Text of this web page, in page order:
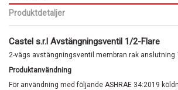
Produktdetaljer
Castel s.r.l Avstängningsventil 1/2-Flare
2-vägs avstängningsventil membran rak anslutning
Produktanvändning
För användning med följande ASHRAE 34:2019